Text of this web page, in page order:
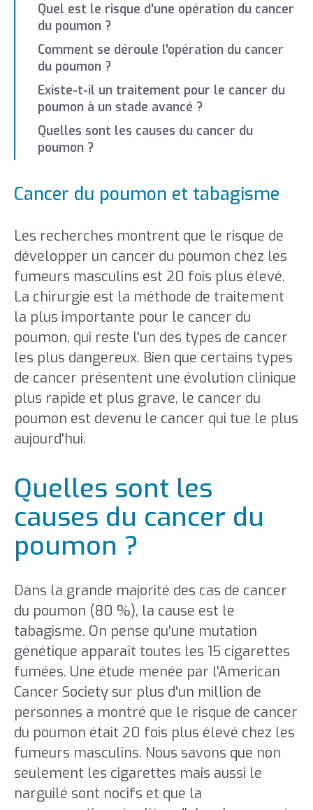
Quel est le risque d'une opération du cancer
du poumon ?
Comment se déroule l'opération du cancer
du poumon ?
Existe-t-il un traitement pour le cancer du
poumon à un stade avancé ?
Quelles sont les causes du cancer du
poumon ?
Cancer du poumon et tabagisme
Les recherches montrent que le risque de
développer un cancer du poumon chez les
fumeurs masculins est 20 fois plus élevé.
La chirurgie est la méthode de traitement
la plus importante pour le cancer du
poumon, qui reste l'un des types de cancer
les plus dangereux. Bien que certains types
de cancer présentent une évolution clinique
plus rapide et plus grave, le cancer du
poumon est devenu le cancer qui tue le plus
aujourd'hui.
Quelles sont les
causes du cancer du
poumon ?
Dans la grande majorité des cas de cancer
du poumon (80 %), la cause est le
tabagisme. On pense qu'une mutation
génétique apparaît toutes les 15 cigarettes
fumées. Une étude menée par l'American
Cancer Society sur plus d'un million de
personnes a montré que le risque de cancer
du poumon était 20 fois plus élevé chez les
fumeurs masculins. Nous savons que non
seulement les cigarettes mais aussi le
narguilé sont nocifs et que la